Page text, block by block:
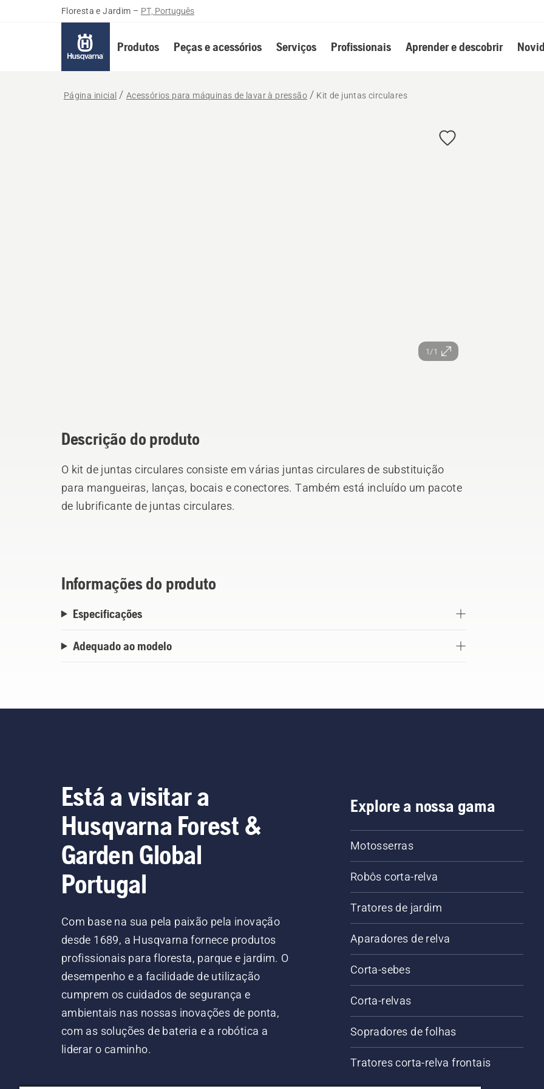
Floresta e Jardim – PT, Português
Produtos Peças e acessórios Serviços Profissionais Aprender e descobrir
Página inicial Acessórios para máquinas de lavar à pressão Kit de juntas circulares
1/1
Descrição do produto
O kit de juntas circulares consiste em várias juntas circulares de substituição
para mangueiras, lanças, bocais e conectores. Também está incluído um pacote
de lubrificante de juntas circulares.
Informações do produto
Especificações
Adequado ao modelo
Está a visitar a
Husqvarna Forest &
Garden Global
Portugal
Com base na sua pela paixão pela inovação
desde 1689, a Husqvarna fornece produtos
profissionais para floresta, parque e jardim. O
desempenho e a facilidade de utilização
cumprem os cuidados de segurança e
ambientais nas nossas inovações de ponta,
com as soluções de bateria e a robótica a
liderar o caminho.
Explore a nossa gama
Motosserras
Robôs corta-relva
Tratores de jardim
Aparadores de relva
Corta-sebes
Corta-relvas
Sopradores de folhas
Tratores corta-relva frontais